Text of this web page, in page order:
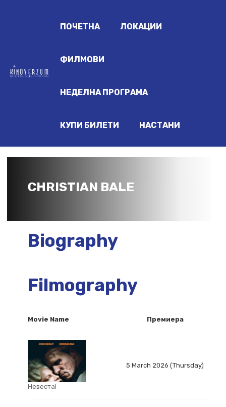
ПОЧЕТНА ЛОКАЦИИ
ФИЛМОВИ
НЕДЕЛНА ПРОГРАМА
КУПИ БИЛЕТИ НАСТАНИ
CHRISTIAN BALE
Biography
Filmography
Movie Name Премиера
Невеста!
5 March 2026 (Thursday)